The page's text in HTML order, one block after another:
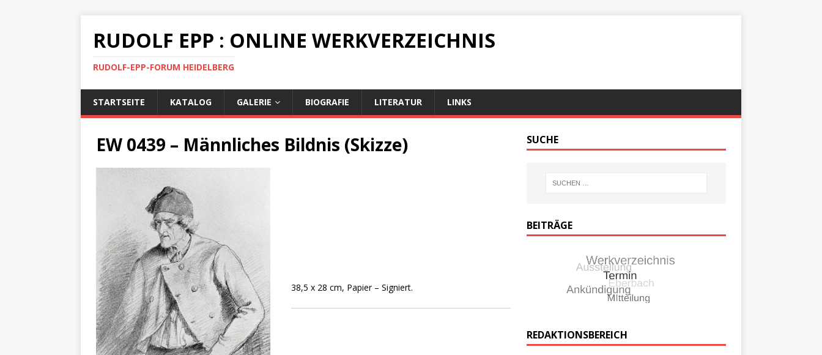
RUDOLF EPP : ONLINE WERKVERZEICHNIS
RUDOLF-EPP-FORUM HEIDELBERG
STARTSEITE KATALOG GALERIE BIOGRAFIE LITERATUR LINKS
EW 0439 – Männliches Bildnis (Skizze)
38,5 x 28 cm, Papier – Signiert.
SUCHE
BEITRÄGE
REDAKTIONSBEREICH